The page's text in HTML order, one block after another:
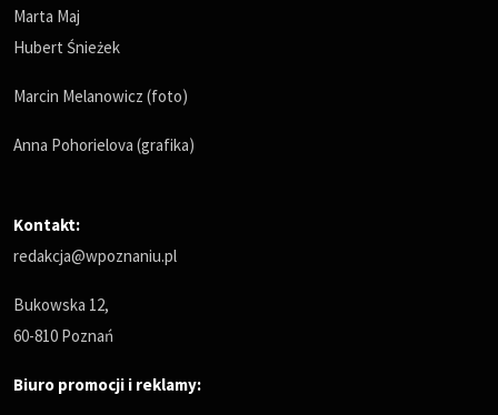
Marta Maj
Hubert Śnieżek
Marcin Melanowicz (foto)
Anna Pohorielova (grafika)
Kontakt:
redakcja@wpoznaniu.pl
Bukowska 12,
60-810 Poznań
Biuro promocji i reklamy: